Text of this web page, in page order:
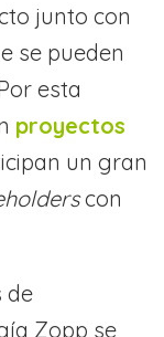
junto con
se pueden
esta
proyectos
un gran
con
de
Zopp se